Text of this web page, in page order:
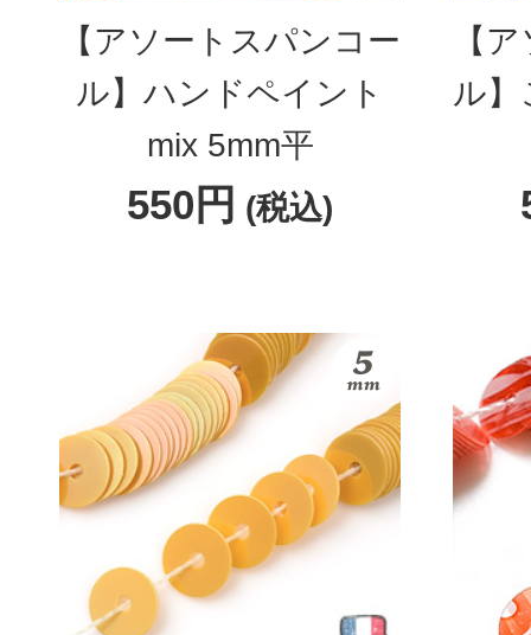
【アソートスパンコー
ル】ハンドペイント
mix 5mm平
550円 (税込)
【
ル